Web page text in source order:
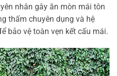
nhân gây ăn mòn mái tôn
thấm chuyên dụng và hệ
bảo vệ toàn vẹn kết cấu mái.